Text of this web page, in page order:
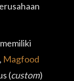
Magfood
(custom)